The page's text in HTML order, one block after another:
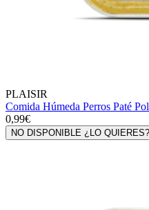
PLAISIR
Comida Húmeda Perros Paté
0,99€
NO DISPONIBLE ¿LO QUIERES?